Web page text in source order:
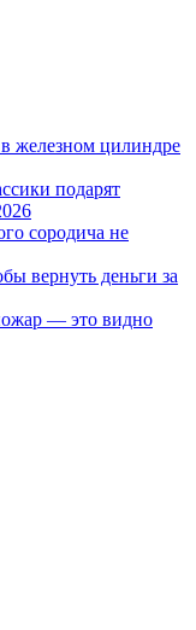
железном цилиндре
подарят
сородича не
вернуть деньги за
— это видно